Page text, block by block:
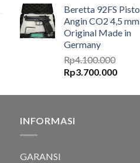
adalah:
Rp4.100.000.
ini
adalah:
Beretta 92FS
Angin CO2 4,5 mm
Original Made in
Germany
Rp4.100.000
Harga
adalah:
Rp3.700.000Harga
ini
INFORMASI
GARANSI